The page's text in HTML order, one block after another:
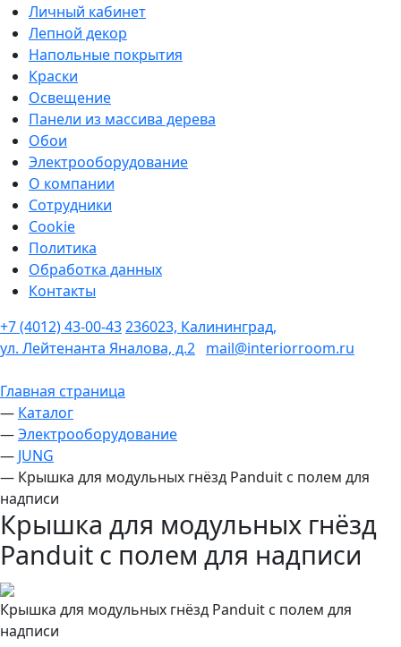
Личный кабинет
Лепной декор
Напольные покрытия
Краски
Освещение
Панели из массива дерева
Обои
Электрооборудование
О компании
Сотрудники
Cookie
Политика
Обработка данных
Контакты
+7 (4012) 43-00-43236023, Калининград,
ул. Лейтенанта Яналова, д.2 mail@interiorroom.ru
Главная страница
— Каталог
—Электрооборудование
— JUNG
— Крышка для модульных гнёзд Panduit с полем для
надписи
Крышка для модульных гнёзд
Panduit с полем для надписи
Крышка для модульных гнёзд Panduit с полем для
надписи